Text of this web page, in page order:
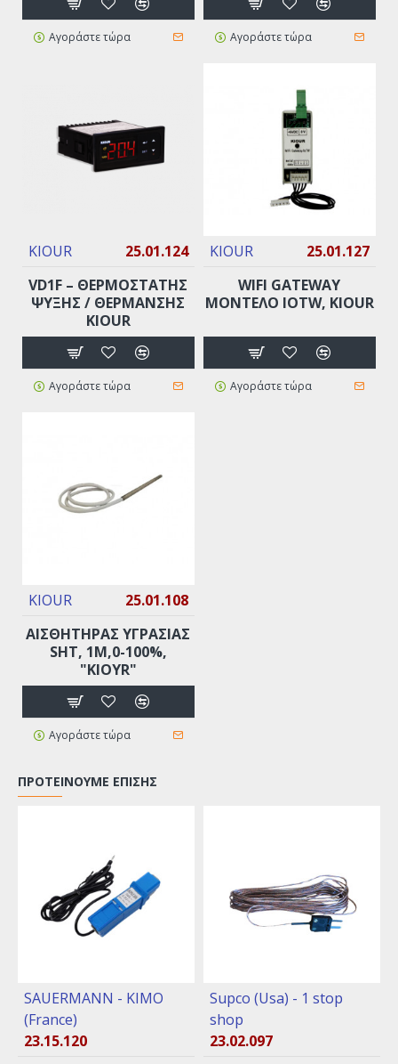
Αγοράστε τώρα Αγοράστε τώρα
KIOUR
25.01.124
VD1F – ΘΕΡΜΟΣΤΑΤΗΣ
ΨΥΞΗΣ / ΘΕΡΜΑΝΣΗΣ
KIOUR
Αγοράστε τώρα
KIOUR
25.01.127
WIFI GATEWAY
ΜΟΝΤΈΛΟ IOTW, KIOUR
Αγοράστε τώρα
KIOUR
25.01.108
ΑΙΣΘΗΤΗΡΑΣ ΥΓΡΑΣΙΑΣ
SHT, 1M,0-100%,
"KIOYR"
Αγοράστε τώρα
ΠΡΟΤΕΊΝΟΥΜΕ ΕΠΊΣΗΣ
SAUERMANN - KIMO
(France)
23.15.120
Supco (Usa) - 1 stop
shop
23.02.097